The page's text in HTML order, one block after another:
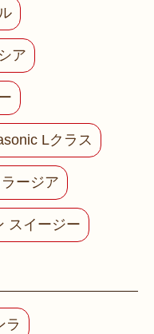
ア
Lクラス
ージア
スイージー
ラ